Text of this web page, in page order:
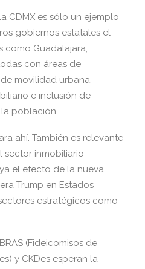
CDMX es sólo un ejemplo
gobiernos estatales el
como Guadalajara,
con áreas de
movilidad urbana,
e inclusión de
población.
ahí. También es relevante
sector inmobiliario
el efecto de la nueva
Trump en Estados
estratégicos como
(Fideicomisos de
y CKDes esperan la